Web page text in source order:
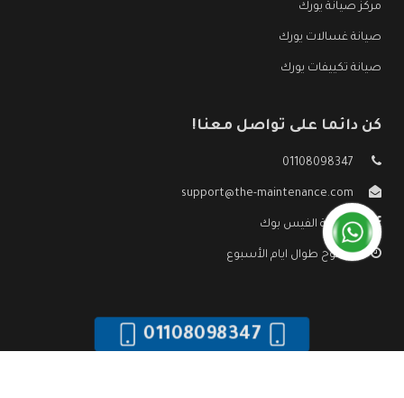
مركز صيانة يورك
صيانة غسالات يورك
صيانة تكييفات يورك
كن دائما على تواصل معنا!
01108098347
support@the-maintenance.com
صفحة الفيس بوك
مفتوح طوال ايام الأسبوع
01108098347